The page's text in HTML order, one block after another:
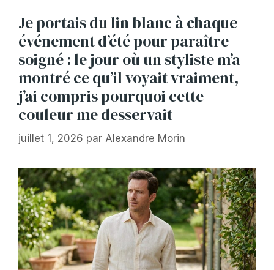
Je portais du lin blanc à chaque
événement d’été pour paraître
soigné : le jour où un styliste m’a
montré ce qu’il voyait vraiment,
j’ai compris pourquoi cette
couleur me desservait
juillet 1, 2026 par Alexandre Morin